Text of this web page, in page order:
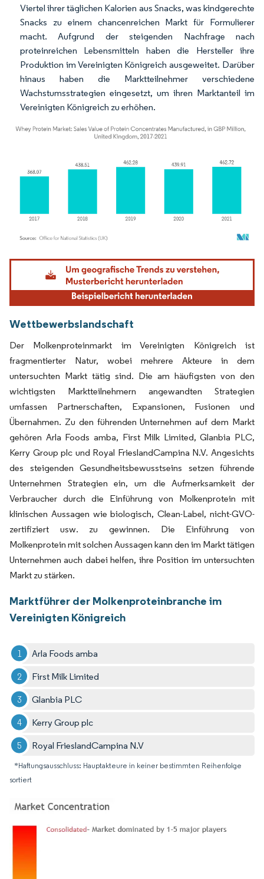
Viertel ihrer täglichen Kalorien aus Snacks, was kindgerechte
Snacks zu einem chancenreichen Markt für Formulierer
macht. Aufgrund der steigenden Nachfrage nach
proteinreichen Lebensmitteln haben die Hersteller ihre
Produktion im Vereinigten Königreich ausgeweitet. Darüber
hinaus haben die Marktteilnehmer verschiedene
Wachstumsstrategien eingesetzt, um ihren Marktanteil im
Vereinigten Königreich zu erhöhen.
Bild © Mordor Intelligence. Wiederverwendung erfordert Namensnennung gemäß
Wettbewerbslandschaft
Der Molkenproteinmarkt im Vereinigten Königreich ist
fragmentierter Natur, wobei mehrere Akteure in dem
untersuchten Markt tätig sind. Die am häufigsten von den
wichtigsten Marktteilnehmern angewandten Strategien
umfassen Partnerschaften, Expansionen, Fusionen und
Übernahmen. Zu den führenden Unternehmen auf dem Markt
gehören Arla Foods amba, First Milk Limited, Glanbia PLC,
Kerry Group plc und Royal FrieslandCampina N.V. Angesichts
des steigenden Gesundheitsbewusstseins setzen führende
Unternehmen Strategien ein, um die Aufmerksamkeit der
Verbraucher durch die Einführung von Molkenprotein mit
klinischen Aussagen wie biologisch, Clean-Label, nicht-GVO-
zertifiziert usw. zu gewinnen. Die Einführung von
Molkenprotein mit solchen Aussagen kann den im Markt tätigen
Unternehmen auch dabei helfen, ihre Position im untersuchten
Markt zu stärken.
Marktführer der Molkenproteinbranche im
Vereinigten Königreich
Arla Foods amba
First Milk Limited
Glanbia PLC
Kerry Group plc
Royal FrieslandCampina N.V
*Haftungsausschluss: Hauptakteure in keiner bestimmten Reihenfolge
sortiert